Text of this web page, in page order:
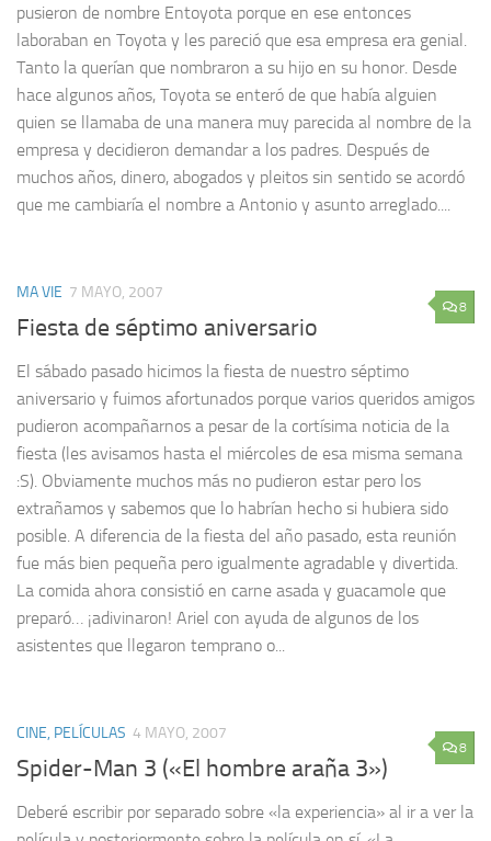
pusieron de nombre Entoyota porque en ese entonces
laboraban en Toyota y les pareció que esa empresa era genial.
Tanto la querían que nombraron a su hijo en su honor. Desde
hace algunos años, Toyota se enteró de que había alguien
quien se llamaba de una manera muy parecida al nombre de la
empresa y decidieron demandar a los padres. Después de
muchos años, dinero, abogados y pleitos sin sentido se acordó
que me cambiaría el nombre a Antonio y asunto arreglado....
8
MA VIE 7 MAYO, 2007
Fiesta de séptimo aniversario
El sábado pasado hicimos la fiesta de nuestro séptimo
aniversario y fuimos afortunados porque varios queridos amigos
pudieron acompañarnos a pesar de la cortísima noticia de la
fiesta (les avisamos hasta el miércoles de esa misma semana
:S). Obviamente muchos más no pudieron estar pero los
extrañamos y sabemos que lo habrían hecho si hubiera sido
posible. A diferencia de la fiesta del año pasado, esta reunión
fue más bien pequeña pero igualmente agradable y divertida.
La comida ahora consistió en carne asada y guacamole que
preparó… ¡adivinaron! Ariel con ayuda de algunos de los
asistentes que llegaron temprano o...
8
CINE, PELÍCULAS 4 MAYO, 2007
Spider-Man 3 («El hombre araña 3»)
Deberé escribir por separado sobre «la experiencia» al ir a ver la